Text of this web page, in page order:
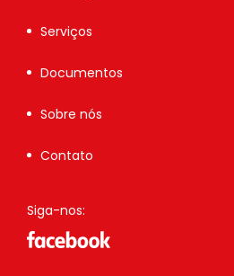
Serviços
Documentos
Sobre nós
Contato
Siga-nos: